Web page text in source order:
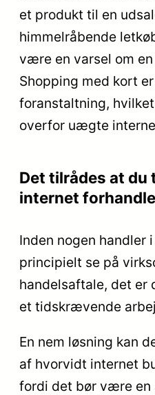
et produkt til en
himmelråbende
være en varsel om
Shopping med kort
foranstaltning,
overfor uægte
Det tilrådes at du
internet
Inden nogen handler
principielt se på
handelsaftale, det
et tidskrævende
En nem løsning kan
af hvorvidt internet
fordi det bør være en